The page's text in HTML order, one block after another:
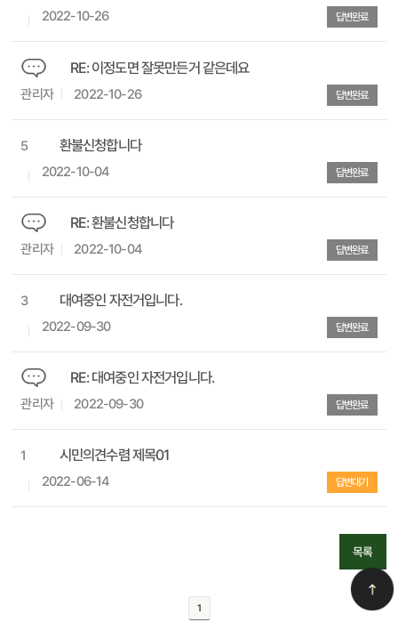
2022-10-26 답변완료
RE: 이정도면 잘못만든거 같은데요
관리자 2022-10-26 답변완료
5 환불신청합니다
2022-10-04 답변완료
RE: 환불신청합니다
관리자 2022-10-04 답변완료
3 대여중인 자전거입니다.
2022-09-30 답변완료
RE: 대여중인 자전거입니다.
관리자 2022-09-30 답변완료
1 시민의견수렴 제목01
2022-06-14 답변대기
목록
1